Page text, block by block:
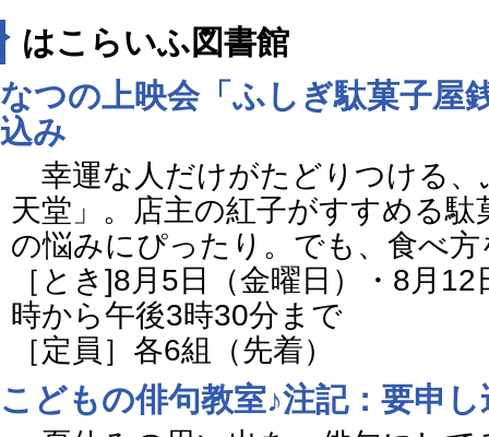
はこらいふ図書館
なつの上映会「ふしぎ駄菓子屋
込み
幸運な人だけがたどりつける、
天堂」。店主の紅子がすすめる
の悩みにぴったり。でも、食べ
［とき]8月5日（金曜日）・8月
時から午後3時30分まで
［定員］各6組（先着）
こどもの俳句教室♪注記：要申し